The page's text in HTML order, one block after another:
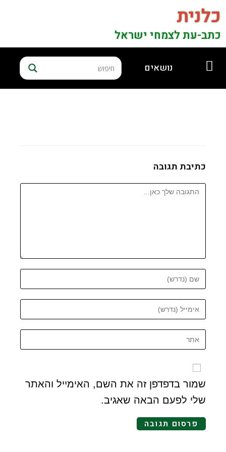
כלנית
כתב-עת לצמחי ישראל
נושאים
כתיבת תגובה
שמור בדפדפן זה את השם, האימייל והאתר
שלי לפעם הבאה שאגיב.